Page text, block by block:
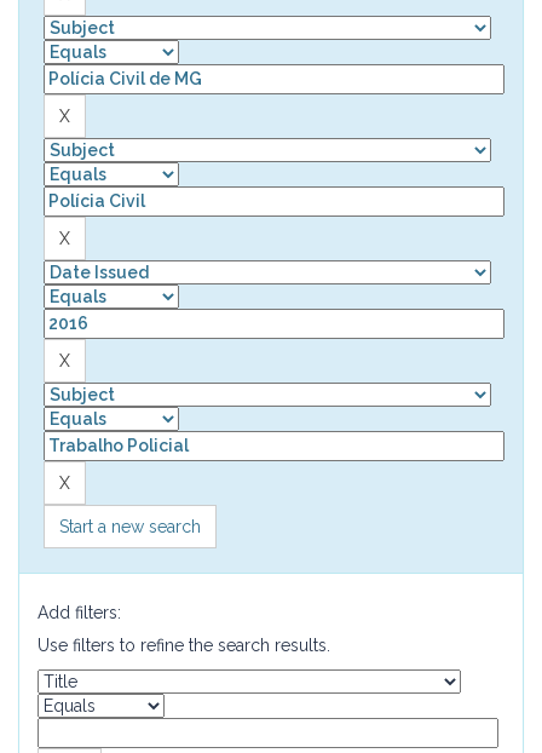
Start a new search
Add filters:
Use filters to refine the search results.